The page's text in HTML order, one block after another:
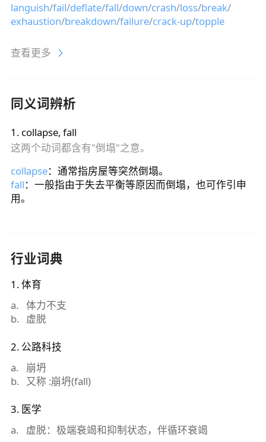
languish/fail/deflate/fall/down/crash/loss/break/
exhaustion/breakdown/failure/crack-up/topple
查看更多
同义词辨析
1 . collapse, fall
这两个动词都含有"倒塌"之意。
collapse：通常指房屋等突然倒塌。
fall：一般指由于失去平衡等原因而倒塌，也可作引申
用。
行业词典
1 .体育
a. 体力不支
b. 虚脱
2. 公路科技
a.
崩坍
b. 又称 :崩坍(fall)
3. 医学
a. 虚脱：极端衰竭和抑制状态，伴循环衰竭